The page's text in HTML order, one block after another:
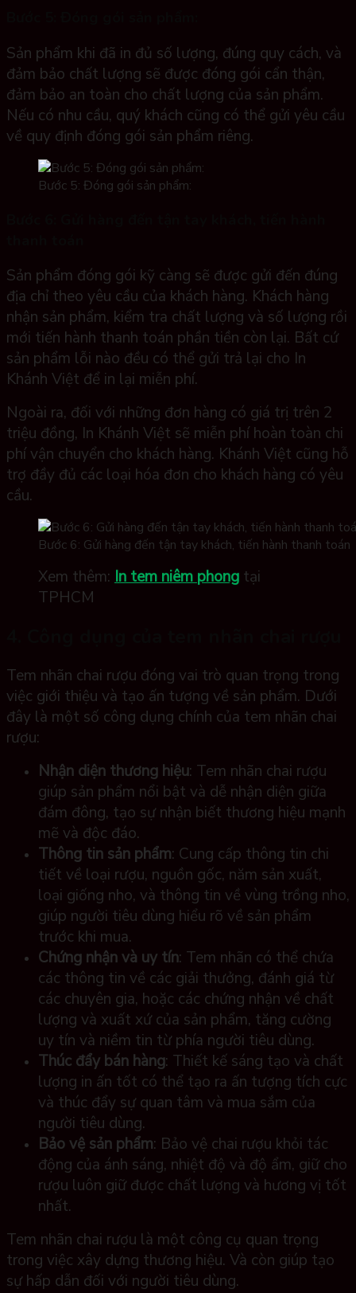
Sản phẩm khi đã in đủ số lượng, đúng quy cách, và
đảm bảo chất lượng sẽ được đóng gói cẩn thận,
đảm bảo an toàn cho chất lượng của sản phẩm.
Nếu có nhu cầu, quý khách cũng có thể gửi yêu cầu
về quy định đóng gói sản phẩm riêng.
Bước 5: Đóng gói sản phẩm:
Sản phẩm đóng gói kỹ càng sẽ được gửi đến đúng
địa chỉ theo yêu cầu của khách hàng. Khách hàng
nhận sản phẩm, kiểm tra chất lượng và số lượng rồi
mới tiến hành thanh toán phần tiền còn lại. Bất cứ
sản phẩm lỗi nào đều có thể gửi trả lại cho In
Khánh Việt để in lại miễn phí.
Ngoài ra, đối với những đơn hàng có giá trị trên 2
triệu đồng, In Khánh Việt sẽ miễn phí hoàn toàn chi
phí vận chuyển cho khách hàng. Khánh Việt cũng hỗ
trợ đầy đủ các loại hóa đơn cho khách hàng có yêu
cầu.
Bước 6: Gửi hàng đến tận tay khách, tiến hành thanh toán
Xem thêm: In tem niêm phong tại
TPHCM
Tem nhãn chai rượu đóng vai trò quan trọng trong
việc giới thiệu và tạo ấn tượng về sản phẩm. Dưới
đây là một số công dụng chính của tem nhãn chai
rượu:
Nhận diện thương hiệu: Tem nhãn chai rượu
giúp sản phẩm nổi bật và dễ nhận diện giữa
đám đông, tạo sự nhận biết thương hiệu mạnh
mẽ và độc đáo.
Thông tin sản phẩm: Cung cấp thông tin chi
tiết về loại rượu, nguồn gốc, năm sản xuất,
loại giống nho, và thông tin về vùng trồng nho,
giúp người tiêu dùng hiểu rõ về sản phẩm
trước khi mua.
Chứng nhận và uy tín: Tem nhãn có thể chứa
các thông tin về các giải thưởng, đánh giá từ
các chuyên gia, hoặc các chứng nhận về chất
lượng và xuất xứ của sản phẩm, tăng cường
uy tín và niềm tin từ phía người tiêu dùng.
Thúc đẩy bán hàng: Thiết kế sáng tạo và chất
lượng in ấn tốt có thể tạo ra ấn tượng tích cực
và thúc đẩy sự quan tâm và mua sắm của
người tiêu dùng.
Bảo vệ sản phẩm: Bảo vệ chai rượu khỏi tác
động của ánh sáng, nhiệt độ và độ ẩm, giữ cho
rượu luôn giữ được chất lượng và hương vị tốt
nhất.
Tem nhãn chai rượu là một công cụ quan trọng
trong việc xây dựng thương hiệu. Và còn giúp tạo
sự hấp dẫn đối với người tiêu dùng.